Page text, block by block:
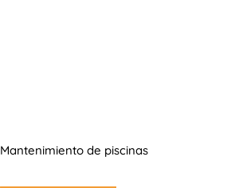
Mantenimiento de piscinas